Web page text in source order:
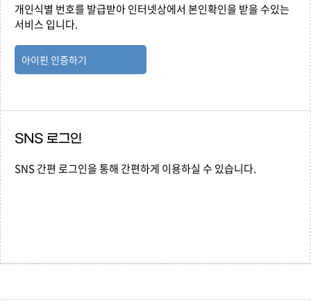
개인식별 번호를 발급받아 인터넷상에서 본인확인을 받을 수있는
서비스 입니다.
아이핀 인증하기
SNS 로그인
SNS 간편 로그인을 통해 간편하게 이용하실 수 있습니다.